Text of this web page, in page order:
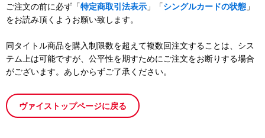
ご注文の前に必ず「特定商取引法表示 」「シングルカードの状態 」
をお読み頂くようお願い致します。
同タイトル商品を購入制限数を超えて複数回注文することは、シス
テム上は可能ですが、公平性を期すためにご注文をお断りする場合
がございます。あしからずご了承ください。
ヴァイストップページに戻る